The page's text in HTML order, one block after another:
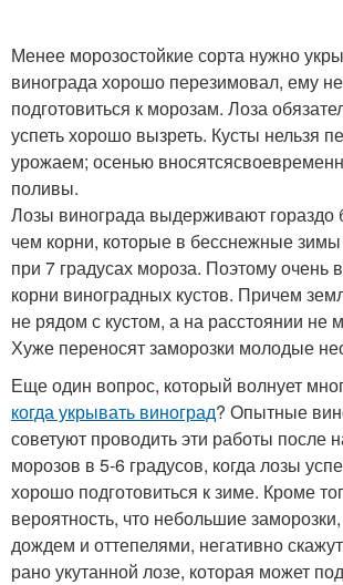
Менее морозостойкие сорта нужно
винограда хорошо перезимовал, ему
подготовиться к морозам. Лоза
успеть хорошо вызреть. Кусты нельзя
урожаем; осенью
поливы.
Лозы винограда выдерживают
чем корни, которые в бесснежные
при 7 градусах мороза. Поэтому очень
корни виноградных кустов. Причем
не рядом с кустом, а на расстоянии не
Хуже переносят заморозки молодые
Еще один вопрос, который волнует
когда укрывать виноград? Опытные
советуют проводить эти работы после
морозов в 5-6 градусов, когда лозы
хорошо подготовиться к зиме. Кроме
вероятность, что небольшие
дождем и оттепелями, негативно
рано укутанной лозе, которая может